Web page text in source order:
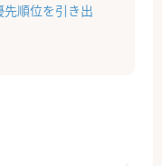
順位を引き出